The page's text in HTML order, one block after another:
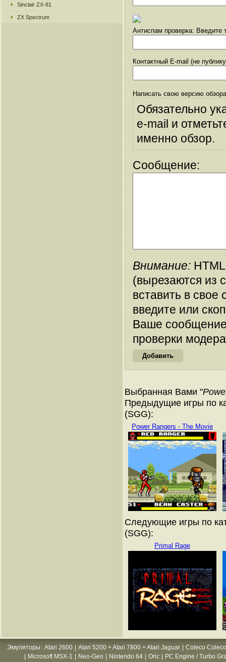
Sinclair ZX-81
ZX Spectrum
Антиспам проверка: Введите
Контактный E-mail (не
Написать свою версию
Обязательно
e-mail и
именно обзор.
Сообщение:
Внимание:
(вырезаются из
вставить в
введите или
Ваше
проверки
Выбранная Вами "
Предыдущие игры по
(SGG):
Power Rangers - The Movie
Следующие игры по
(SGG):
Primal Rage
Эмуляторы : Atari 2600 Atari 5200 + Atari 7800 + Atari Jaguar
Coleco
Microsoft MSX-1 Neo-Geo Nintendo 64 Oric PC Engine / Turbo